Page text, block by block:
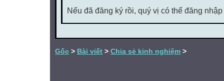
Nếu đã đăng ký rồi, quý vị có thể đăng
Gốc > Bài viết > Chia sẻ kinh nghiệm >